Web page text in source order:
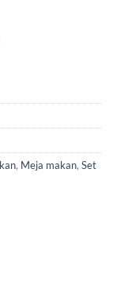
, Meja makan, Set